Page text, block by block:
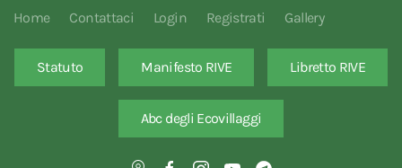
Home Contattaci Login Registrati Gallery
Statuto Manifesto RIVE Libretto RIVE
Abc degli Ecovillaggi